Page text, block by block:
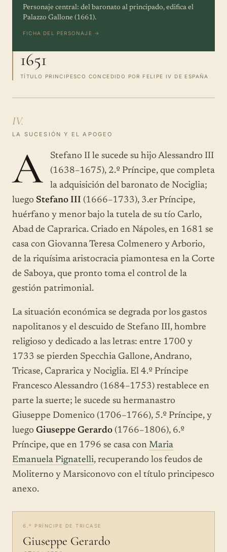
Personaje central: del baronato al principado, edifica el
Palazzo Gallone (1661).
FICHA DEL PERSONAJE →
1651
TÍTULO PRINCIPESCO CONCEDIDO POR FELIPE IV DE ESPAÑA
IV.
LA SUCESIÓN Y EL APOGEO
A
Stefano II le sucede su hijo Alessandro III
(1638–1675), 2.º Príncipe, que completa
la adquisición del baronato de Nociglia;
luego Stefano III (1666–1733), 3.er Príncipe,
huérfano y menor bajo la tutela de su tío Carlo,
Abad de Caprarica. Criado en Nápoles, en 1681 se
casa con Giovanna Teresa Colmenero y Arborio,
de la riquísima aristocracia piamontesa en la Corte
de Saboya, que pronto toma el control de la
gestión patrimonial.
La situación económica se degrada por los gastos
napolitanos y el descuido de Stefano III, hombre
religioso y dedicado a las letras: entre 1700 y
1733 se pierden Specchia Gallone, Andrano,
Tricase, Caprarica y Nociglia. El 4.º Príncipe
Francesco Alessandro (1684–1753) restablece en
parte la suerte; le sucede su hermanastro
Giuseppe Domenico (1706–1766), 5.º Príncipe, y
luego Giuseppe Gerardo (1766–1806), 6.º
Príncipe, que en 1796 se casa con Maria
Emanuela Pignatelli, recuperando los feudos de
Moliterno y Marsiconovo con el título principesco
anexo.
6.º PRÍNCIPE DE TRICASE
Giuseppe Gerardo